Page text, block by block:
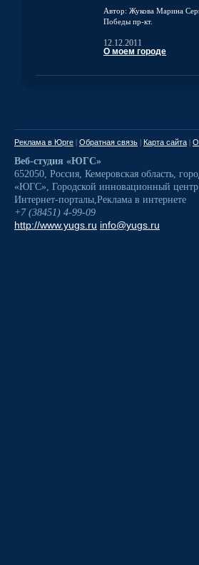
Автор: Жукова Марина
Победы пр-кт.
12.12.2011
О моем городе
Реклама в Юрге | Обратная связь | Карта сайта | О
Веб-студия «ЮГС»
652050, Россия, Кемеровская область,
«ЮГС», Городской инновационный центр
Интернет-порталы,Реклама в интернете
+7 (38451) 4-99-09
http://www.yugs.ru info@yugs.ru